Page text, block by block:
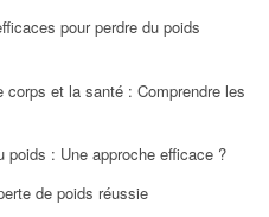
pour perdre du poids
et la santé : Comprendre les
poids : Une approche efficace ?
de poids réussie